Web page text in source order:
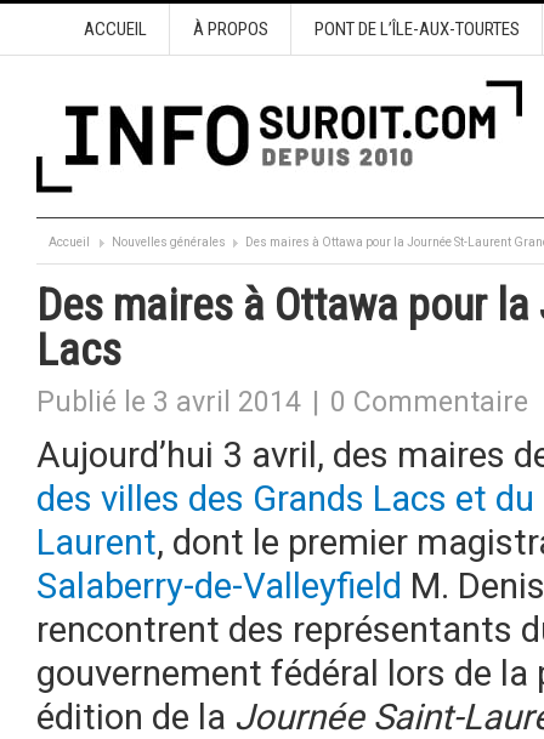
ACCUEIL À PROPOS PONT DE L’ÎLE-AUX-TOURTES
Accueil Nouvelles générales Des maires à Ottawa pour la Journée St-Laurent
Des maires à Ottawa pour
Lacs
Publié le 3 avril 2014 0 Commentaire
Aujourd’hui 3 avril, des maires
des villes des Grands Lacs et
Laurent, dont le premier
Salaberry-de-Valleyfield M.
rencontrent des représentants
gouvernement fédéral lors de la
édition de la Journée Saint-